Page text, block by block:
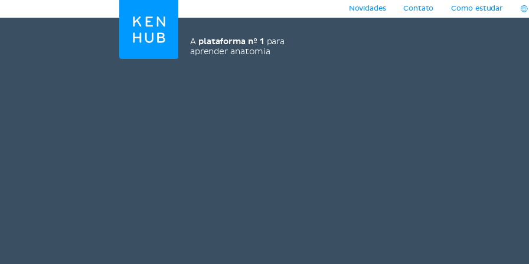
A plataforma nº 1 para
aprender anatomia
Novidades Contato Como estudar